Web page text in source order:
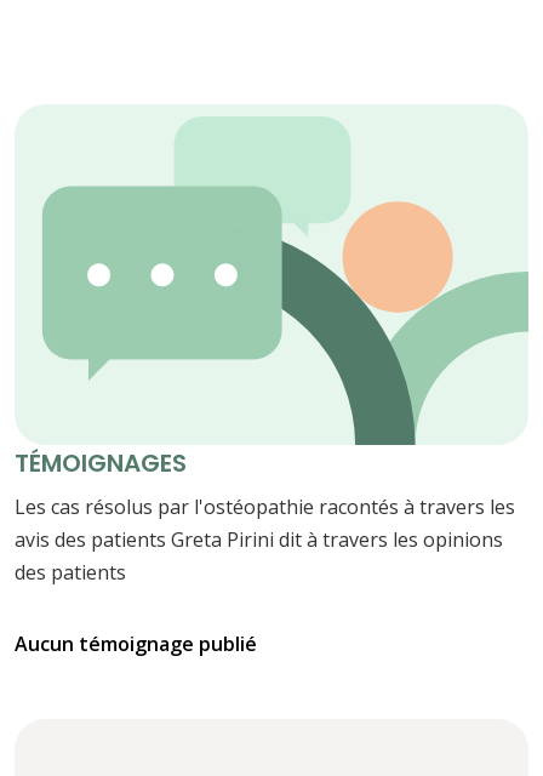
TÉMOIGNAGES
Les cas résolus par l'ostéopathie racontés à travers les
avis des patients Greta Pirini dit à travers les opinions
des patients
Aucun témoignage publié